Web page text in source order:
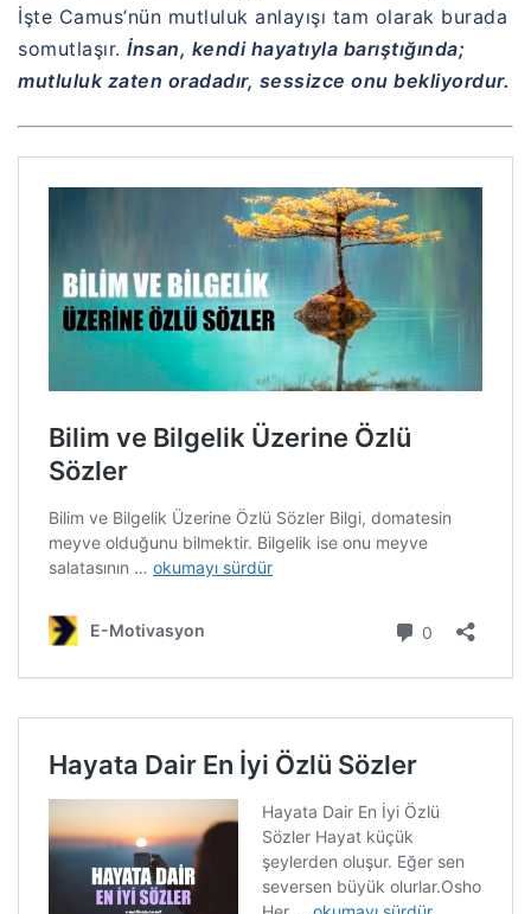
İşte Camus’nün mutluluk anlayışı tam olarak burada
somutlaşır. İnsan, kendi hayatıyla barıştığında;
mutluluk zaten oradadır, sessizce onu bekliyordur.